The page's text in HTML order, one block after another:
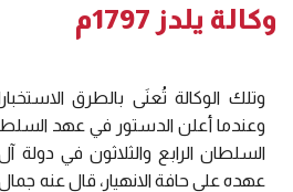
وكالة يلدز 1797م
وتلك الوكالة تُعنَى بالطرق
وعندما أعلن الدستور في عهد
السلطان الرابع والثلاثون في دولة
عهده على حافة الانهيار، قال عنه جمال